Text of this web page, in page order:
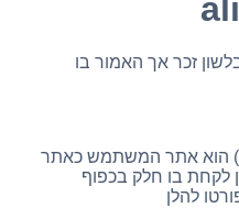
זכר אך האמור בו
הוא אתר המשתמש כאתר
לקחת בו חלק בכפוף
להלן